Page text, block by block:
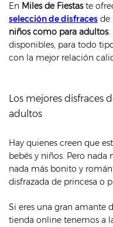
En Miles de Fiestaste
selección de disfraces de
niños como para adultos.
disponibles, para todo
con la mejor relación
Los mejores disfraces
adultos
Hay quienes creen que
bebés y niños. Pero nada
nada más bonito y
disfrazada de princesa o
Si eres una gran amante
tienda online tenemos a